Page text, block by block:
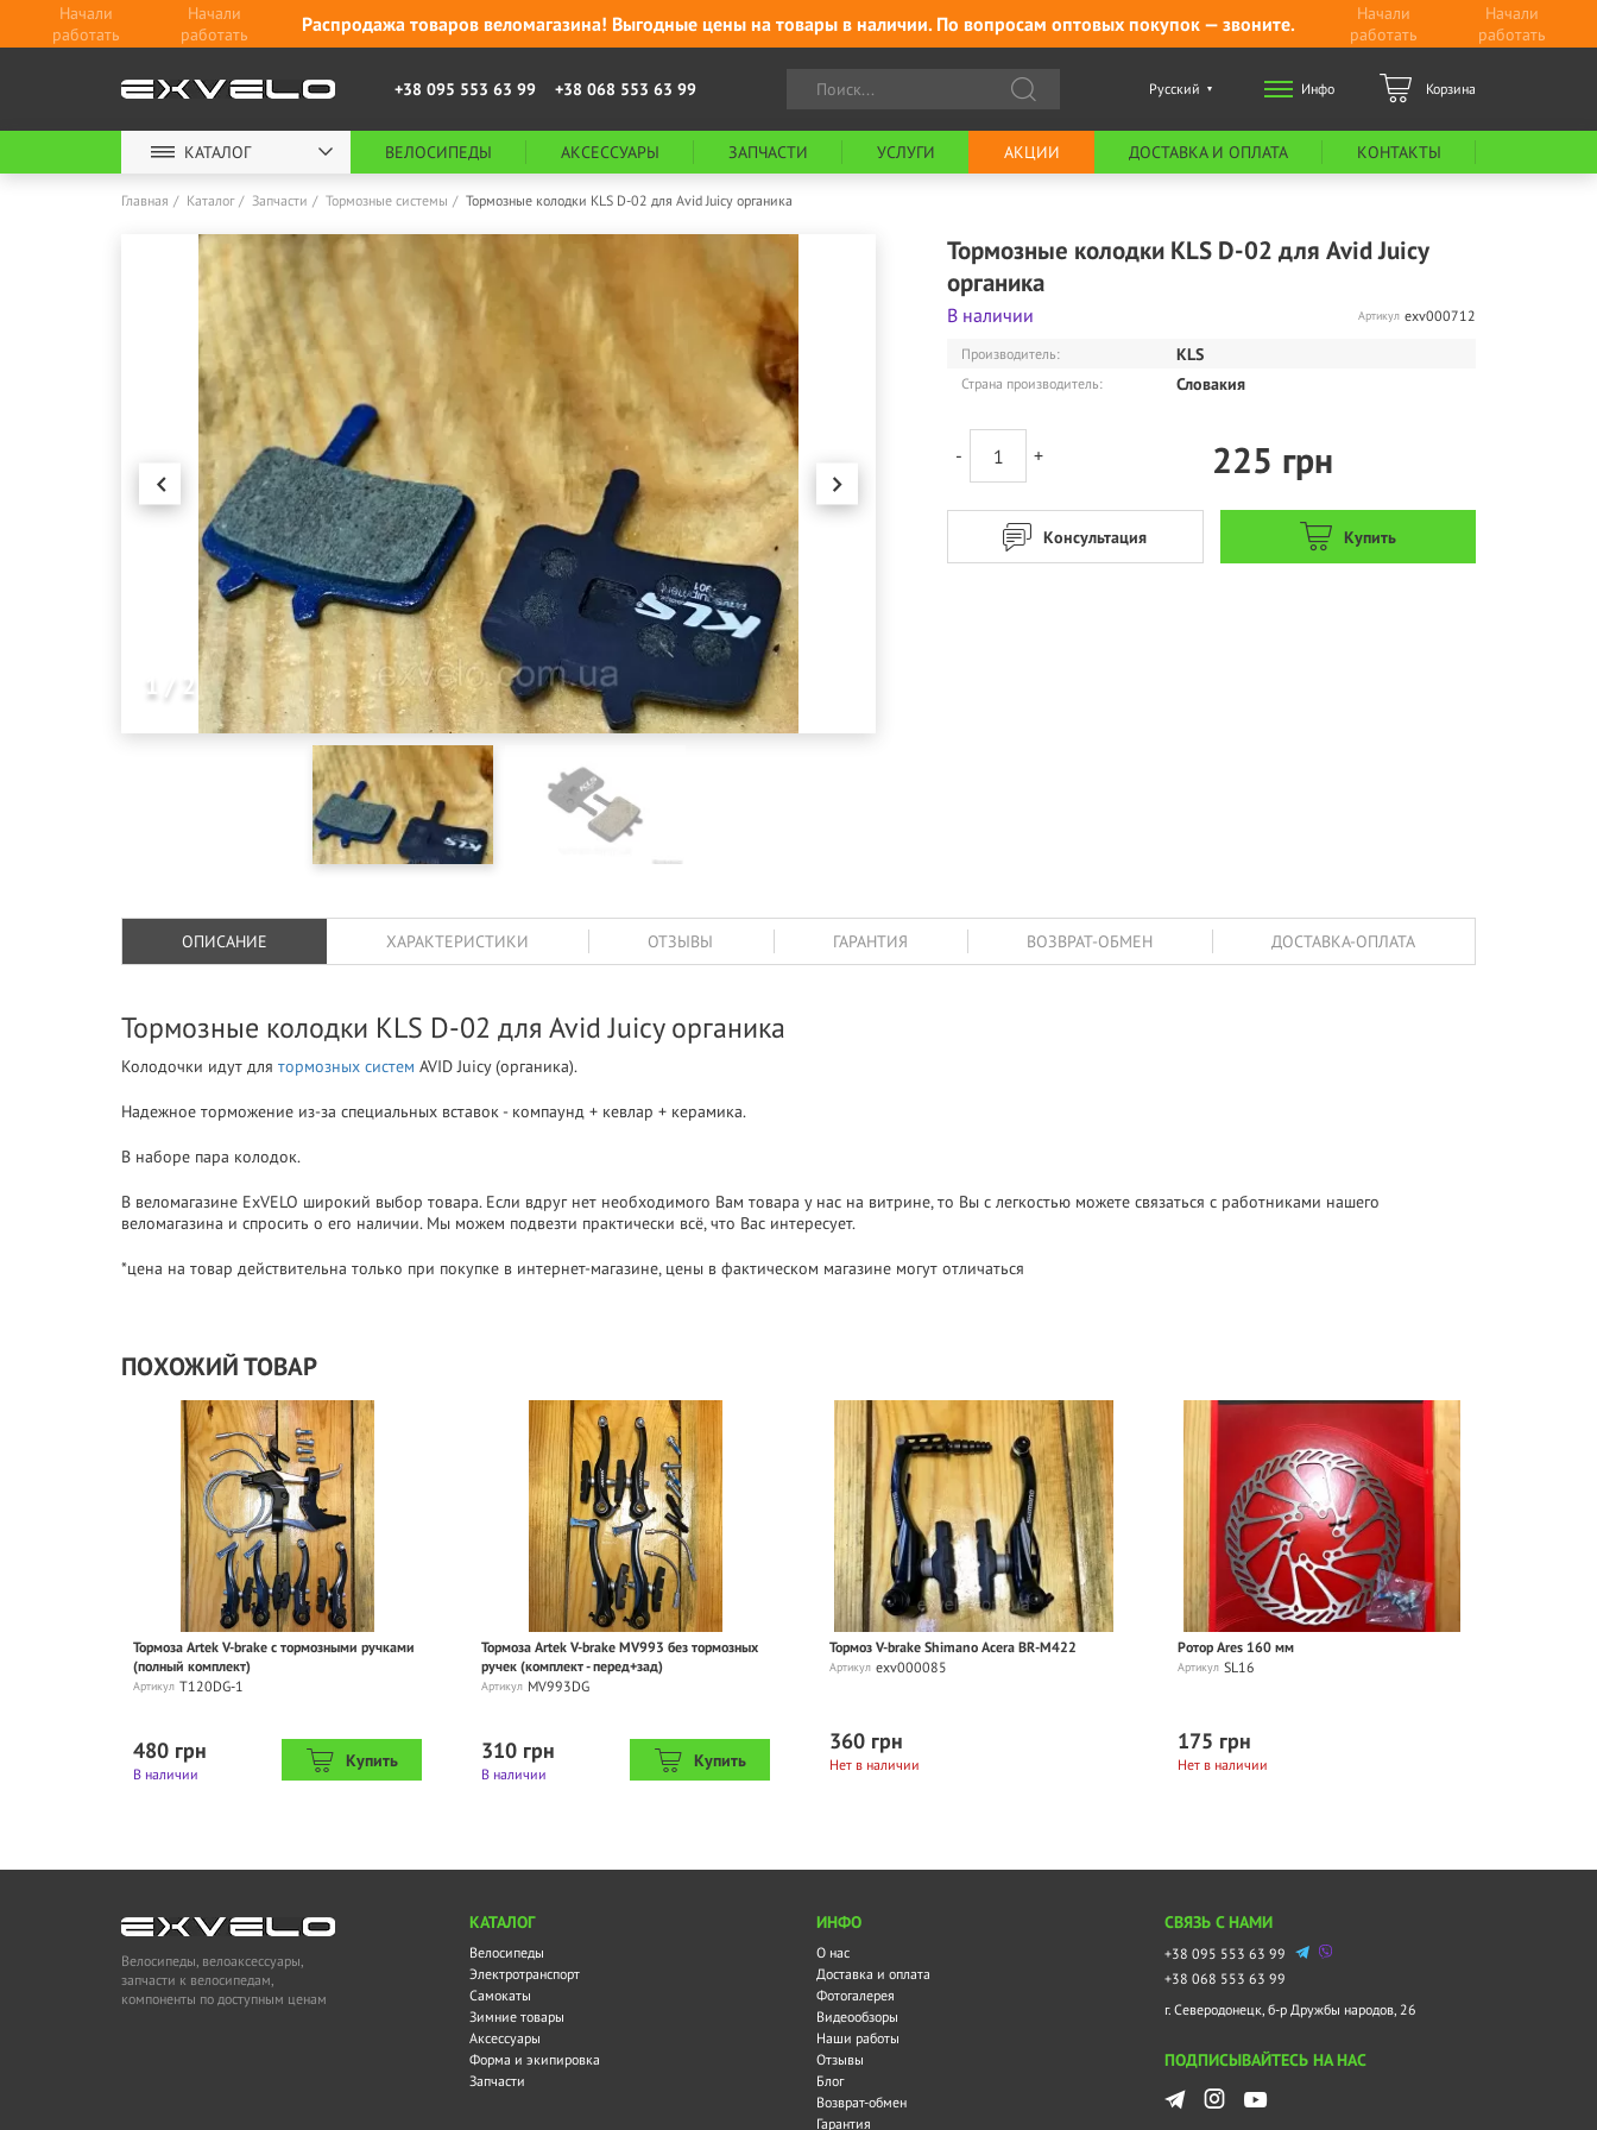
Начали
работать
Начали
работать
Распродажа товаров веломагазина! Выгодные цены на товары в наличии. По вопросам оптовых покупок — звоните.
Начали
работать
Начали
работать
+38 095 553 63 99 +38 068 553 63 99 Русский Инфо Корзина
КАТАЛОГ ВЕЛОСИПЕДЫ АКСЕССУАРЫ ЗАПЧАСТИ УСЛУГИ АКЦИИ ДОСТАВКА И ОПЛАТА КОНТАКТЫ
Главная Каталог Запчасти Тормозные системы Тормозные колодки KLS D-02 для Avid Juicy органика
1 / 2
Тормозные колодки KLS D-02 для Avid Juicy
органика
В наличии Артикул exv000712
Производитель: KLS
Страна производитель: Словакия
- + 225 грн
Консультация Купить
ОПИСАНИЕ ХАРАКТЕРИСТИКИ ОТЗЫВЫ ГАРАНТИЯ ВОЗВРАТ-ОБМЕН ДОСТАВКА-ОПЛАТА
Тормозные колодки KLS D-02 для Avid Juicy органика
Колодочки идут для тормозных систем AVID Juicy (органика).
Надежное торможение из-за специальных вставок - компаунд + кевлар + керамика.
В наборе пара колодок.
В веломагазине ExVELO широкий выбор товара. Если вдруг нет необходимого Вам товара у нас на витрине, то Вы с легкостью можете связаться с работниками нашего
веломагазина и спросить о его наличии. Мы можем подвезти практически всё, что Вас интересует.
*цена на товар действительна только при покупке в интернет-магазине, цены в фактическом магазине могут отличаться
ПОХОЖИЙ ТОВАР
Тормоза Artek V-brake с тормозными ручками
(полный комплект)
Артикул Т120DG-1
480 грн
В наличии
Купить
Тормоза Artek V-brake MV993 без тормозных
ручек (комплект - перед+зад)
Артикул MV993DG
310 грн
В наличии
Купить
Тормоз V-brake Shimano Acera BR-M422
Артикул exv000085
360 грн
Нет в наличии
Ротор Ares 160 мм
Артикул SL16
175 грн
Нет в наличии
Велосипеды, велоаксессуары,
запчасти к велосипедам,
компоненты по доступным ценам
KАТАЛОГ
Велосипеды
Электротранспорт
Самокаты
Зимние товары
Аксессуары
Форма и экипировка
Запчасти
ИНФО
О нас
Доставка и оплата
Фотогалерея
Видеообзоры
Наши работы
Отзывы
Блог
Возврат-обмен
Гарантия
СВЯЗЬ С НАМИ
+38 095 553 63 99
+38 068 553 63 99
г. Северодонецк, б-р Дружбы народов, 26
ПОДПИСЫВАЙТЕСЬ НА НАС